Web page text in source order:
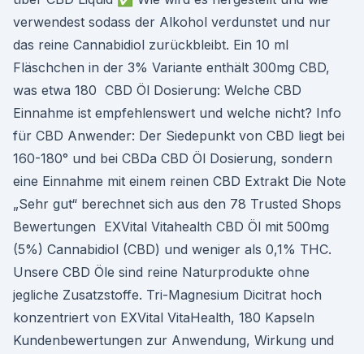
verwendest sodass der Alkohol verdunstet und nur
das reine Cannabidiol zurückbleibt. Ein 10 ml
Fläschchen in der 3% Variante enthält 300mg CBD,
was etwa 180 CBD Öl Dosierung: Welche CBD
Einnahme ist empfehlenswert und welche nicht? Info
für CBD Anwender: Der Siedepunkt von CBD liegt bei
160-180° und bei CBDa CBD Öl Dosierung, sondern
eine Einnahme mit einem reinen CBD Extrakt Die Note
„Sehr gut“ berechnet sich aus den 78 Trusted Shops
Bewertungen EXVital Vitahealth CBD Öl mit 500mg
(5%) Cannabidiol (CBD) und weniger als 0,1% THC.
Unsere CBD Öle sind reine Naturprodukte ohne
jegliche Zusatzstoffe. Tri-Magnesium Dicitrat hoch
konzentriert von EXVital VitaHealth, 180 Kapseln
Kundenbewertungen zur Anwendung, Wirkung und